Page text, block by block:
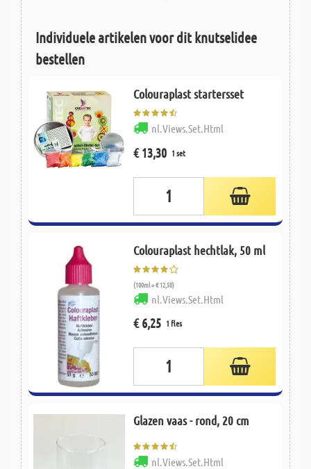
Individuele artikelen voor dit knutselidee
bestellen
Colouraplast startersset
nl.Views.Set.Html
€ 13,30 1 set
Colouraplast hechtlak, 50 ml
(100ml = € 12,50)
nl.Views.Set.Html
€ 6,25 1 fles
Glazen vaas - rond, 20 cm
nl.Views.Set.Html